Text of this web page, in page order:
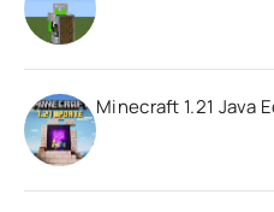
Minecraft 1.21 Java